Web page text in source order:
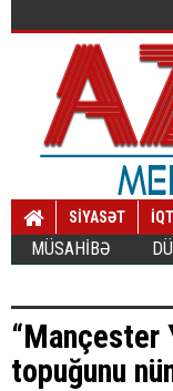
SİYASƏT
MÜSAHİBƏ
“Mançester
topuğunu